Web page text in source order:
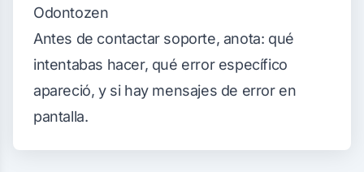
Odontozen
Antes de contactar soporte, anota: qué
intentabas hacer, qué error específico
apareció, y si hay mensajes de error en
pantalla.